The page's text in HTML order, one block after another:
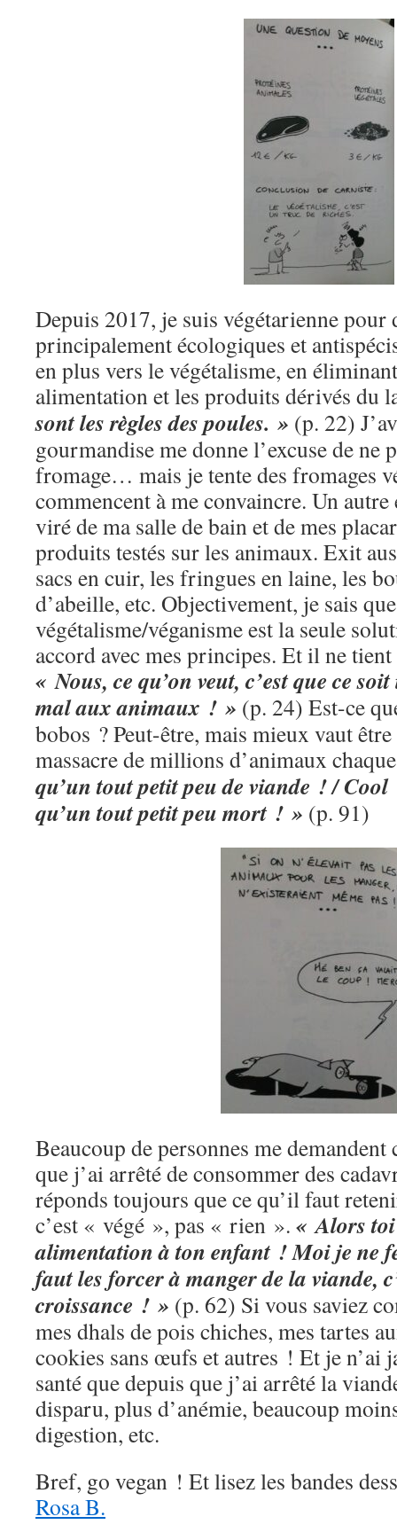
Depuis 2017, je suis végétarienne pour
principalement écologiques et
en plus vers le végétalisme, en
alimentation et les produits dérivés du
sont les règles des poules. » (p. 22)
gourmandise me donne l’excuse de ne
fromage… mais je tente des fromages
commencent à me convaincre. Un autre
viré de ma salle de bain et de mes
produits testés sur les animaux. Exit
sacs en cuir, les fringues en laine, les
d’abeille, etc. Objectivement, je sais
végétalisme/véganisme est la seule
accord avec mes principes. Et il ne
« Nous, ce qu’on veut, c’est que ce
mal aux animaux ! » (p. 24) Est-ce
bobos ? Peut-être, mais mieux vaut
massacre de millions d’animaux
qu’un tout petit peu de viande ! /
qu’un tout petit peu mort ! » (p. 91)
Beaucoup de personnes me demandent
que j’ai arrêté de consommer des
réponds toujours que ce qu’il faut
c’est « végé », pas « rien ». « Alors
alimentation à ton enfant ! Moi je ne
faut les forcer à manger de la viande,
croissance ! » (p. 62) Si vous saviez
mes dhals de pois chiches, mes tartes
cookies sans œufs et autres ! Et je n’ai
santé que depuis que j’ai arrêté la
disparu, plus d’anémie, beaucoup
digestion, etc.
Bref, go vegan ! Et lisez les bandes
Rosa B.